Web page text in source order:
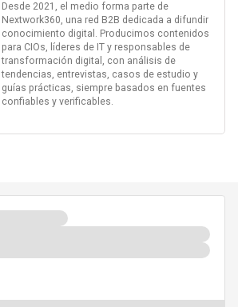
Desde 2021, el medio forma parte de
Nextwork360, una red B2B dedicada a difundir
conocimiento digital. Producimos contenidos
para CIOs, líderes de IT y responsables de
transformación digital, con análisis de
tendencias, entrevistas, casos de estudio y
guías prácticas, siempre basados en fuentes
confiables y verificables.